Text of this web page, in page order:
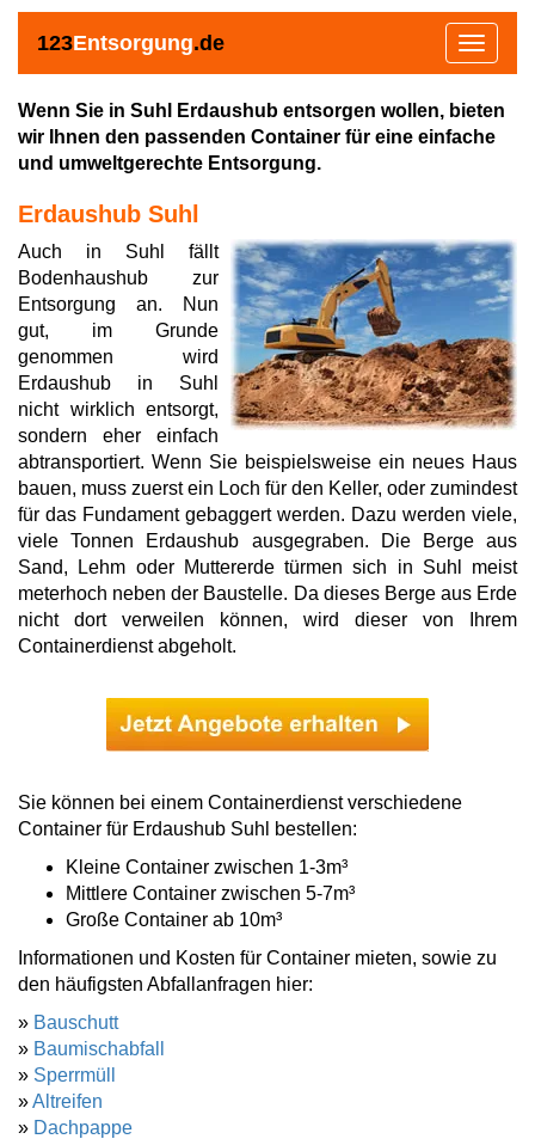
123Entsorgung.de
Toggle
Wenn Sie in Suhl Erdaushub entsorgen wollen, bieten
wir Ihnen den passenden Container für eine einfache
und umweltgerechte Entsorgung.
Erdaushub Suhl
Auch in Suhl fällt
Bodenhaushub zur
Entsorgung an. Nun
gut, im Grunde
genommen wird
Erdaushub in Suhl
nicht wirklich entsorgt,
sondern eher einfach
abtransportiert. Wenn Sie beispielsweise ein neues Haus
bauen, muss zuerst ein Loch für den Keller, oder zumindest
für das Fundament gebaggert werden. Dazu werden viele,
viele Tonnen Erdaushub ausgegraben. Die Berge aus
Sand, Lehm oder Muttererde türmen sich in Suhl meist
meterhoch neben der Baustelle. Da dieses Berge aus Erde
nicht dort verweilen können, wird dieser von Ihrem
Containerdienst abgeholt.
Sie können bei einem Containerdienst verschiedene
Container für Erdaushub Suhl bestellen:
Kleine Container zwischen 1-3m³
Mittlere Container zwischen 5-7m³
Große Container ab 10m³
Informationen und Kosten für Container mieten, sowie zu
den häufigsten Abfallanfragen hier:
» Bauschutt
» Baumischabfall
» Sperrmüll
»Altreifen
» Dachpappe